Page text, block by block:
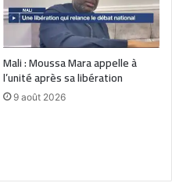
Mali : Moussa Mara appelle à
l’unité après sa libération
9 août 2026